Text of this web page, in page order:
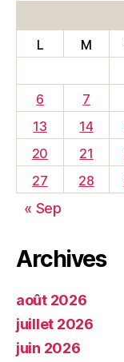
L
M
6
7
13
14
20
21
27
28
« Sep
Archives
août 2026
juillet 2026
juin 2026